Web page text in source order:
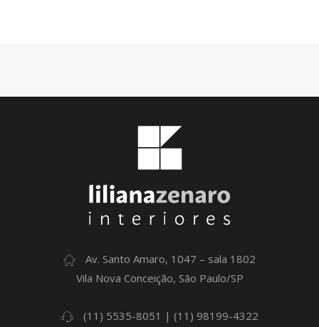
Av. Santo Amaro, 1047 – sala 1802
Vila Nova Conceição, São Paulo/SP
(11) 5535-8051 | (11) 98199-4322